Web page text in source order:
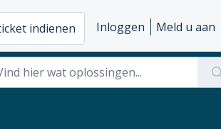
indienen Inloggen Meld u aan